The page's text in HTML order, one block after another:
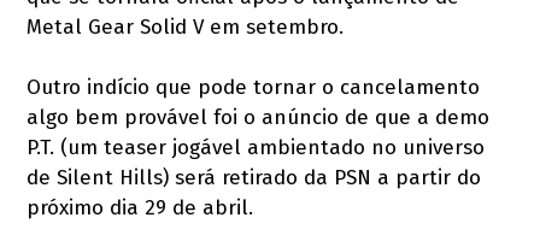
Metal Gear Solid V em setembro.
Outro indício que pode tornar o cancelamento
algo bem provável foi o anúncio de que a demo
P.T. (um teaser jogável ambientado no universo
de Silent Hills) será retirado da PSN a partir do
próximo dia 29 de abril.